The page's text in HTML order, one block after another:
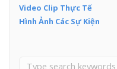
Video Clip Thực Tế
Hình Ảnh Các Sự Kiện